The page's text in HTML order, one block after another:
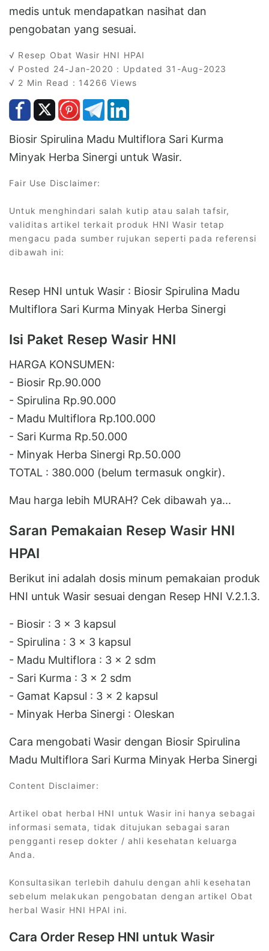
medis untuk mendapatkan nasihat dan
pengobatan yang sesuai.
√ Resep Obat Wasir HNI HPAI
√ Posted 24-Jan-2020 : Updated 31-Aug-2023
√ 2 Min Read : 14266 Views
Biosir Spirulina Madu Multiflora Sari Kurma
Minyak Herba Sinergi untuk Wasir.
Fair Use Disclaimer:
Untuk menghindari salah kutip atau salah tafsir,
validitas artikel terkait produk HNI Wasir tetap
mengacu pada sumber rujukan seperti pada referensi
dibawah ini:
Resep HNI untuk Wasir : Biosir Spirulina Madu
Multiflora Sari Kurma Minyak Herba Sinergi
Isi Paket Resep Wasir HNI
HARGA KONSUMEN:
- Biosir Rp.90.000
- Spirulina Rp.90.000
- Madu Multiflora Rp.100.000
- Sari Kurma Rp.50.000
- Minyak Herba Sinergi Rp.50.000
TOTAL : 380.000 (belum termasuk ongkir).
Mau harga lebih MURAH? Cek dibawah ya...
Saran Pemakaian Resep Wasir HNI
HPAI
Berikut ini adalah dosis minum pemakaian produk
HNI untuk Wasir sesuai dengan Resep HNI V.2.1.3.
- Biosir : 3 x 3 kapsul
- Spirulina : 3 x 3 kapsul
- Madu Multiflora : 3 x 2 sdm
- Sari Kurma : 3 x 2 sdm
- Gamat Kapsul : 3 x 2 kapsul
- Minyak Herba Sinergi : Oleskan
Cara mengobati Wasir dengan Biosir Spirulina
Madu Multiflora Sari Kurma Minyak Herba Sinergi
Content Disclaimer:
Artikel obat herbal HNI untuk Wasir ini hanya sebagai
informasi semata, tidak ditujukan sebagai saran
pengganti resep dokter / ahli kesehatan keluarga
Anda.
Konsultasikan terlebih dahulu dengan ahli kesehatan
sebelum melakukan pengobatan dengan artikel Obat
herbal Wasir HNI HPAI ini.
Cara Order Resep HNI untuk Wasir